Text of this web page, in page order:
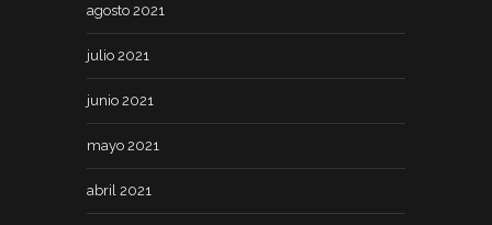
agosto 2021
julio 2021
junio 2021
mayo 2021
abril 2021